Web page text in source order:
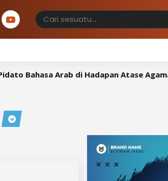
Bahasa Arab di Hadapan Atase Agama